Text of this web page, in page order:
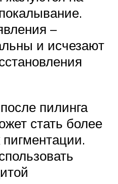
–
и исчезают
пилинга
стать более